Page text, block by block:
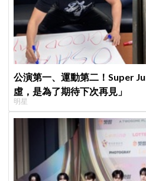
公演第一、運動第二！Super
虛，是為了期待下次再見」
明星